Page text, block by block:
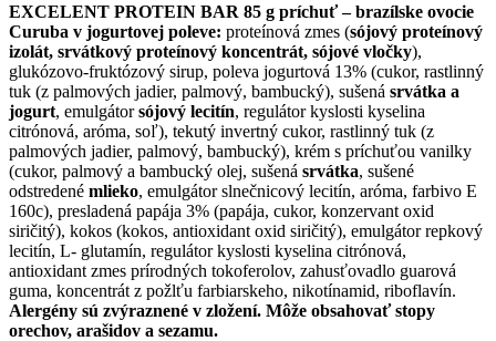
EXCELENT PROTEIN BAR 85 g príchuť – brazílske ovocie
Curuba v jogurtovej poleve: proteínová zmes (sójový proteínový
izolát, srvátkový proteínový koncentrát, sójové vločky),
glukózovo-fruktózový sirup, poleva jogurtová 13% (cukor, rastlinný
tuk (z palmových jadier, palmový, bambucký), sušená srvátka a
jogurt, emulgátorsójový lecitín, regulátor kyslosti kyselina
citrónová, aróma, soľ), tekutý invertný cukor, rastlinný tuk (z
palmových jadier, palmový, bambucký), krém s príchuťou vanilky
(cukor, palmový a bambucký olej, sušená srvátka, sušené
odstredené mlieko, emulgátor slnečnicový lecitín, aróma, farbivo E
160c), presladená papája 3% (papája, cukor, konzervant oxid
siričitý), kokos (kokos, antioxidant oxid siričitý), emulgátor repkový
lecitín, L- glutamín, regulátor kyslosti kyselina citrónová,
antioxidant zmes prírodných tokoferolov, zahusťovadlo guarová
guma, koncentrát z požlťu farbiarskeho, nikotínamid, riboflavín.
Alergény sú zvýraznené v zložení. Môže obsahovať stopy
orechov, arašidov a sezamu.